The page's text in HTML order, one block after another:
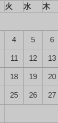
火 水 木
4 5 6
11 12 13
18 19 20
25 26 27